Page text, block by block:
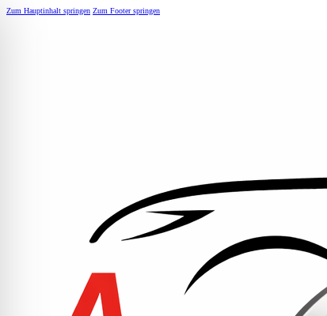
Zum Hauptinhalt springen Zum Footer springen